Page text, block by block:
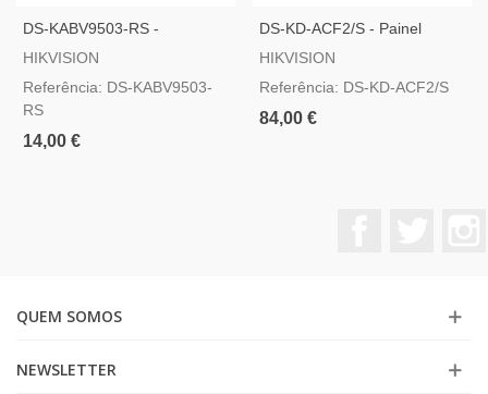
DS-KABV9503-RS -
Montagem Em Superfície
HIKVISION
Referência: DS-KABV9503-
RS
14,00 €
DS-KD-ACF2/S - Painel
Frontal E Caixa De Registro
HIKVISION
Referência: DS-KD-ACF2/S
84,00 €
QUEM SOMOS
NEWSLETTER